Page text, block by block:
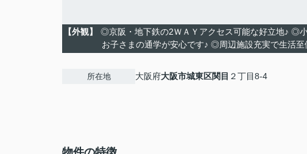
【外観】
◎京阪・地下鉄の2ＷＡＹアクセス可能な好立地♪ ◎
お子さまの通学が安心です♪ ◎周辺施設充実で生活至
所在地 大阪府大阪市城東区関目 ２丁目8-4